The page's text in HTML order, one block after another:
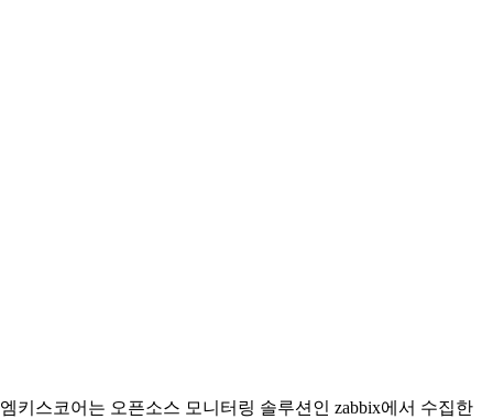
엠키스코어는 오픈소스 모니터링 솔루션인 zabbix에서 수집한